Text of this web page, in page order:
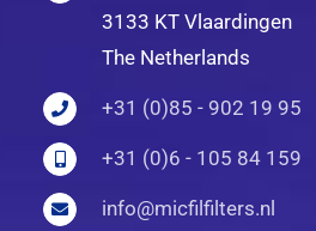
3133 KT Vlaardingen
The Netherlands
+31 (0)85 - 902 19 95
+31 (0)6 - 105 84 159
info@micfilfilters.nl